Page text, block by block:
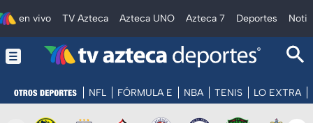
en vivo TV Azteca Azteca UNO Azteca 7 Deportes
NFL FÓRMULA E NBA TENIS LO EXTRA